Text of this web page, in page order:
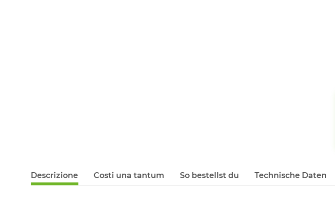
Descrizione Costi una tantum So bestellst du Technische Daten